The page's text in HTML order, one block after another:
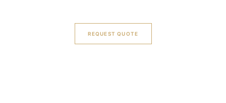
REQUEST QUOTE